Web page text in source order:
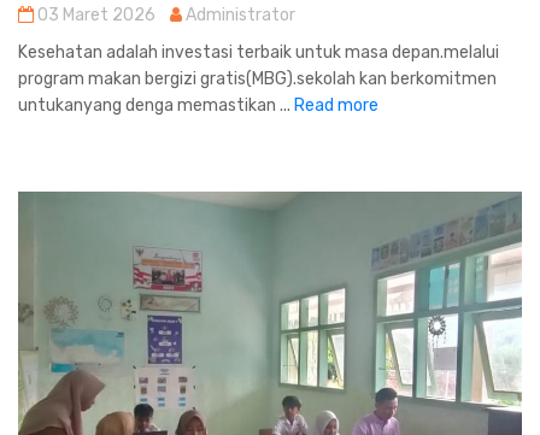
03 Maret 2026
Administrator
Kesehatan adalah investasi terbaik untuk masa depan.melalui
program makan bergizi gratis(MBG).sekolah kan berkomitmen
untukanyang denga memastikan ... Read more